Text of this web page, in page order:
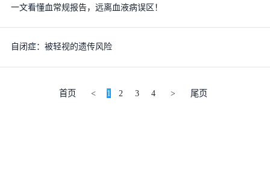
一文看懂血常规报告，远离血液病误区！
自闭症：被轻视的遗传风险
首页 < 1 2 3 4 > 尾页